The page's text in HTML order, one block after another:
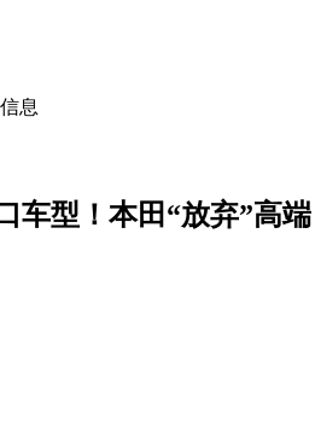
息
车型！本田“放弃”高端